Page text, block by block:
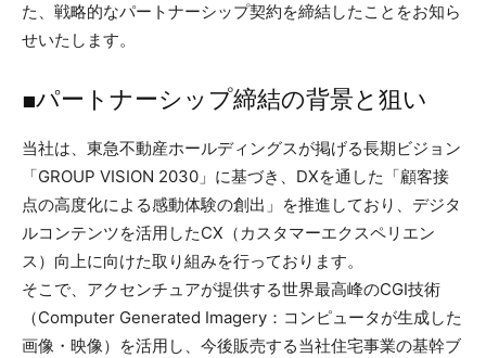
た、戦略的なパートナーシップ契約を締結したことをお知ら
せいたします。
■パートナーシップ締結の背景と狙い
当社は、東急不動産ホールディングスが掲げる長期ビジョン
「GROUP VISION 2030」に基づき、DXを通した「顧客接
点の高度化による感動体験の創出」を推進しており、デジタ
ルコンテンツを活用したCX（カスタマーエクスペリエン
ス）向上に向けた取り組みを行っております。
そこで、アクセンチュアが提供する世界最高峰のCGI技術
（Computer Generated Imagery：コンピュータが生成した
画像・映像）を活用し、今後販売する当社住宅事業の基幹ブ